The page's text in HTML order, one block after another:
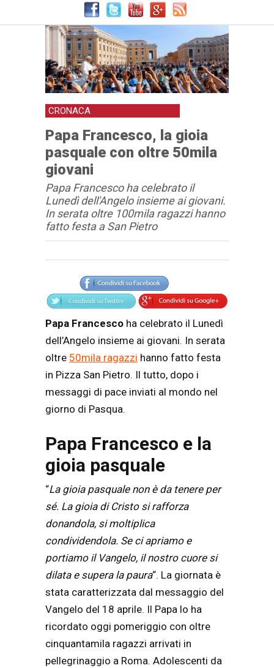
CRONACA
Papa Francesco, la gioia
pasquale con oltre 50mila
giovani
Papa Francesco ha celebrato il
Lunedì dell'Angelo insieme ai giovani.
In serata oltre 100mila ragazzi hanno
fatto festa a San Pietro
Articolo
Testo articolo principale
Papa Francesco ha celebrato il Lunedì
dell’Angelo insieme ai giovani. In serata
oltre 50mila ragazzi hanno fatto festa
in Pizza San Pietro. Il tutto, dopo i
messaggi di pace inviati al mondo nel
giorno di Pasqua.
Papa Francesco e la
gioia pasquale
“La gioia pasquale non è da tenere per
sé. La gioia di Cristo si rafforza
donandola, si moltiplica
condividendola. Se ci apriamo e
portiamo il Vangelo, il nostro cuore si
dilata e supera la paura“. La giornata è
stata caratterizzata dal messaggio del
Vangelo del 18 aprile. Il Papa lo ha
ricordato oggi pomeriggio con oltre
cinquantamila ragazzi arrivati in
pellegrinaggio a Roma. Adolescenti da